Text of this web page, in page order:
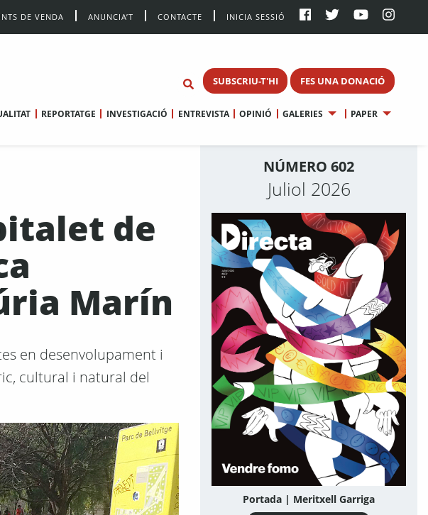
DE VENDA ANUNCIA’T CONTACTE INICIA SESSIÓ
SUBSCRIU-T'HI FES UNA DONACIÓ
REPORTATGE INVESTIGACIÓ ENTREVISTA OPINIÓ GALERIES PAPER
de
Marín
en desenvolupament i
cultural i natural del
NÚMERO 602
Juliol 2026
Portada | Meritxell Garriga